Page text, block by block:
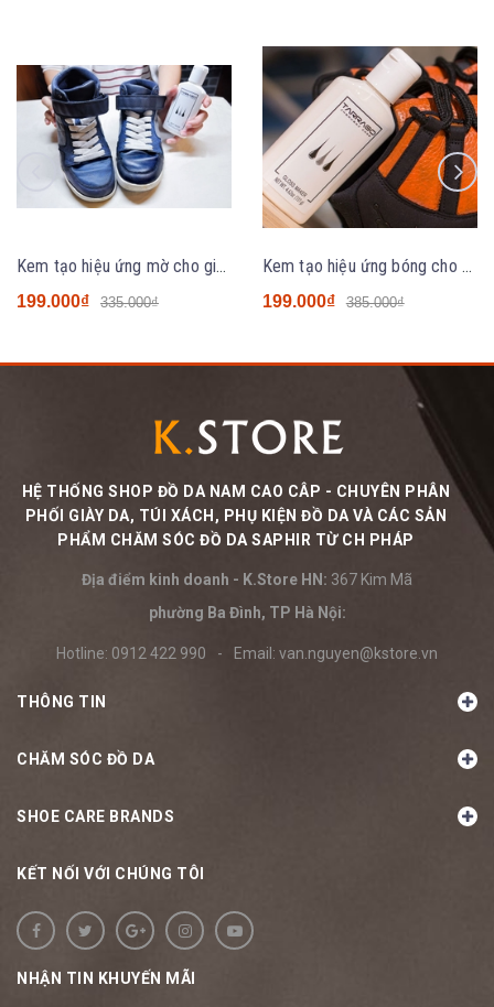
Kem tạo hiệu ứng mờ cho giày Sneaker Tarrago Sneakers Matt Maker
199.000₫ 335.000₫
Kem tạo hiệu ứng bóng cho giày Sneaker Tarrago Sneakers Gloss Maker
199.000₫ 385.000₫
HỆ THỐNG SHOP ĐỒ DA NAM CAO CÂP - CHUYÊN PHÂN
PHỐI GIÀY DA, TÚI XÁCH, PHỤ KIỆN ĐỒ DA VÀ CÁC SẢN
PHẨM CHĂM SÓC ĐỒ DA SAPHIR TỪ CH PHÁP
Địa điểm kinh doanh - K.Store HN: 367 Kim Mã
phường Ba Đình, TP Hà Nội:
Hotline: 0912 422 990 - Email: van.nguyen@kstore.vn
THÔNG TIN
CHĂM SÓC ĐỒ DA
SHOE CARE BRANDS
KẾT NỐI VỚI CHÚNG TÔI
NHẬN TIN KHUYẾN MÃI